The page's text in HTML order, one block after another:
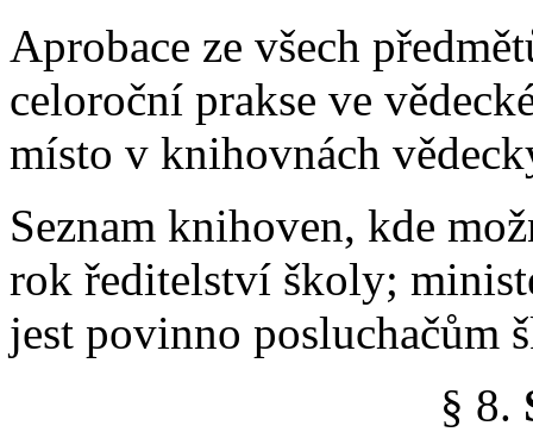
Aprobace ze všech
celoroční prakse ve
místo v knihovnách
Seznam knihoven, kde
rok ředitelství školy;
jest povinno posluchačům
§ 8.